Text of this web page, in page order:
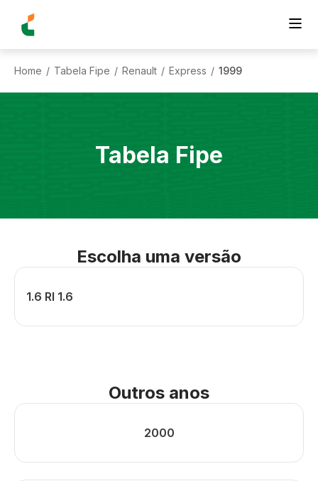
Home / Tabela Fipe / Renault / Express / 1999
Tabela Fipe
Escolha uma versão
1.6 Rl 1.6
Outros anos
2000